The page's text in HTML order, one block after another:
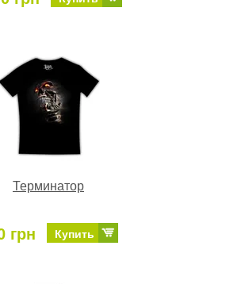
Терминатор
грн Купить